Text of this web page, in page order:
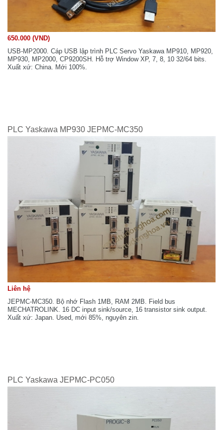
650.000 (VND)
USB-MP2000. Cáp USB lập trình PLC Servo Yaskawa MP910, MP920,
MP930, MP2000, CP9200SH. Hỗ trợ Window XP, 7, 8, 10 32/64 bits.
Xuất xứ: China. Mới 100%.
PLC Yaskawa MP930 JEPMC-MC350
Liên hệ
JEPMC-MC350. Bộ nhớ Flash 1MB, RAM 2MB. Field bus
MECHATROLINK. 16 DC input sink/source, 16 transistor sink output.
Xuất xứ: Japan. Used, mới 85%, nguyên zin.
PLC Yaskawa JEPMC-PC050